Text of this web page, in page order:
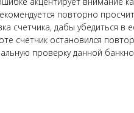
повторно
счетчика, дабы убедиться в
счетчик остановился
проверку данной